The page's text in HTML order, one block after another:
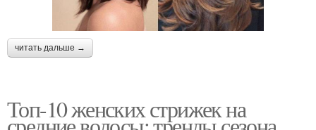
читать дальше →
Топ-10 женских стрижек на